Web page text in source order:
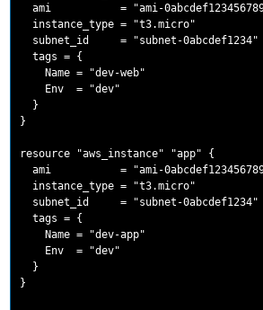
ami           = "ami-
  instance_type = "t3.micro"
  subnet_id     = "subnet-0abcdef1234"
  tags = {
    Name = "dev-web"
    Env  = "dev"
  }
}
resource "aws_instance" "app" {
ami           = "ami-
instance_type = "t3.micro"
subnet_id     = "subnet-0abcdef1234"
  tags = {
    Name = "dev-app"
    Env  = "dev"
  }